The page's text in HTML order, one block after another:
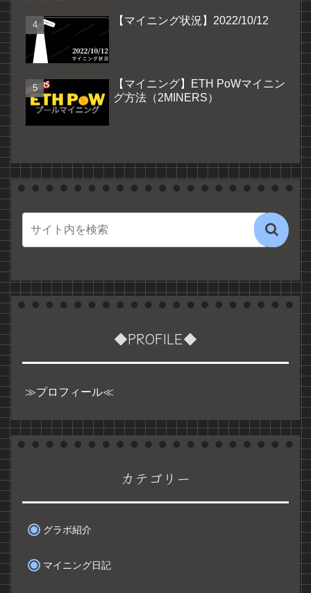
【マイニング状況】2022/10/12
【マイニング】ETH PoWマイニン
グ方法（2MINERS）
◆PROFILE◆
≫プロフィール≪
カテゴリー
グラボ紹介
マイニング日記